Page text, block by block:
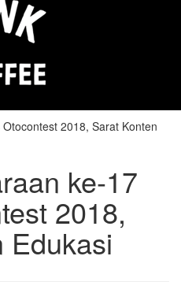
ke-17
2018,
Edukasi